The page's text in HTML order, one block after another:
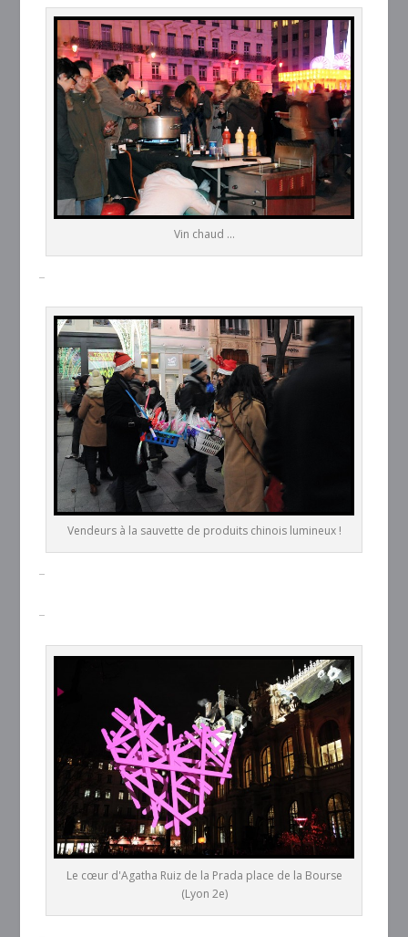
Vin chaud ...
–
Vendeurs à la sauvette de produits chinois lumineux !
–
–
Le cœur d'Agatha Ruiz de la Prada place de la Bourse
(Lyon 2e)